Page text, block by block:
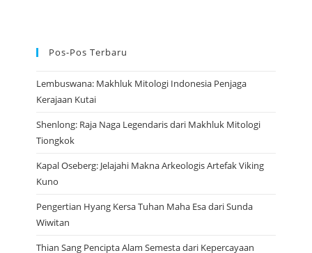
Pos-Pos Terbaru
Lembuswana: Makhluk Mitologi Indonesia Penjaga
Kerajaan Kutai
Shenlong: Raja Naga Legendaris dari Makhluk Mitologi
Tiongkok
Kapal Oseberg: Jelajahi Makna Arkeologis Artefak Viking
Kuno
Pengertian Hyang Kersa Tuhan Maha Esa dari Sunda
Wiwitan
Thian Sang Pencipta Alam Semesta dari Kepercayaan